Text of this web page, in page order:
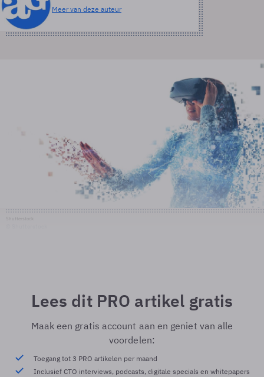
Meer van deze auteur
Lees dit PRO artikel gratis
Maak een gratis account aan en geniet van alle
voordelen:
Toegang tot 3 PRO artikelen per maand
Inclusief CTO interviews, podcasts, digitale specials en whitepapers